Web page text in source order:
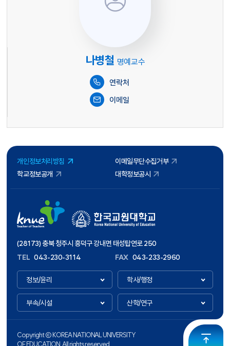
나병철 명예교수
연락처
이메일
개인정보처리방침
이메일무단수집거부
학교정보공개
대학정보공시
(28173) 충북 청주시 흥덕구 강내면 태성탑연로 250
TEL 043-230-3114 FAX 043-233-2960
정보/윤리 학사/행정
부속/시설 산학/연구
Copyright ⓒ KOREA NATIONAL UNIVERSITY
OF EDUCATION. All rights reserved.